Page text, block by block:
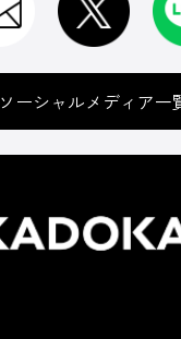
ソーシャルメディア一